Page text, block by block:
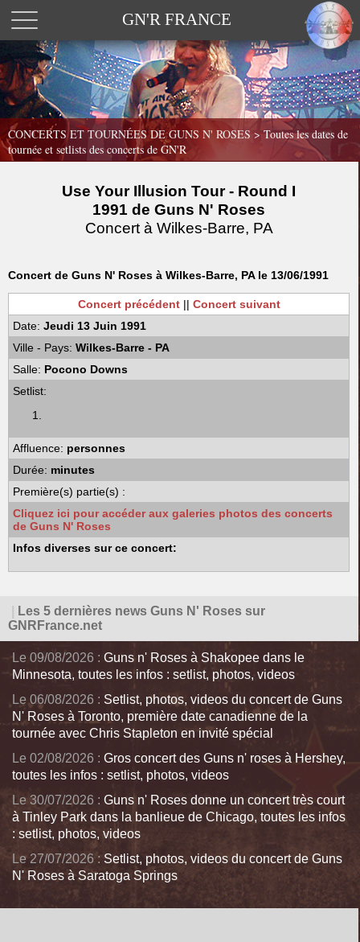
GN'R FRANCE
CONCERTS ET TOURNÉES DE GUNS N' ROSES > Toutes les dates de
tournée et setlists des concerts de GN'R
Use Your Illusion Tour - Round I
1991 de Guns N' Roses
Concert à Wilkes-Barre, PA
Concert de Guns N' Roses à Wilkes-Barre, PA le 13/06/1991
Concert précédent|| Concert suivant
Date:Jeudi 13 Juin 1991
Ville - Pays:Wilkes-Barre - PA
Salle: Pocono Downs
Setlist:
Affluence: personnes
Durée: minutes
Première(s) partie(s) :
Cliquez ici pour accéder aux galeries photos des concerts
de Guns N' Roses
Infos diverses sur ce concert:
Les 5 dernières news Guns N' Roses sur
GNRFrance.net
Le 09/08/2026 : Guns n' Roses à Shakopee dans le
Minnesota, toutes les infos : setlist, photos, videos
Le 06/08/2026 : Setlist, photos, videos du concert de Guns
N' Roses à Toronto, première date canadienne de la
tournée avec Chris Stapleton en invité spécial
Le 02/08/2026 : Gros concert des Guns n' roses à Hershey,
toutes les infos : setlist, photos, videos
Le 30/07/2026 : Guns n' Roses donne un concert très court
à Tinley Park dans la banlieue de Chicago, toutes les infos
: setlist, photos, videos
Le 27/07/2026 : Setlist, photos, videos du concert de Guns
N' Roses à Saratoga Springs